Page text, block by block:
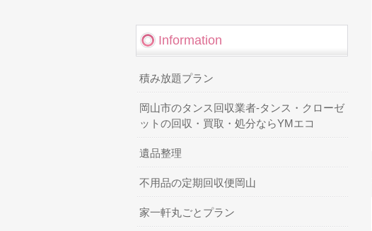
Information
積み放題プラン
岡山市のタンス回収業者-タンス・クローゼ
ットの回収・買取・処分ならYMエコ
遺品整理
不用品の定期回収便岡山
家一軒丸ごとプラン